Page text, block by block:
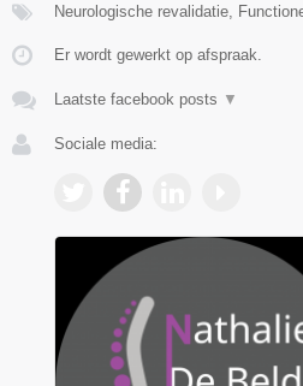
Neurologische revalidatie,
Er wordt gewerkt op afspraak.
Laatste facebook posts ▼
Sociale media: